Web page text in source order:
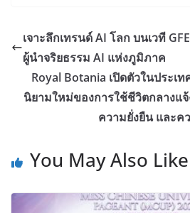
เจาะลึกเทรนด์ AI โลก บนเวที
ผู้นำจริยธรรม AI แห่งภูมิภาค
Royal Botania เปิดตัวในประเ
นิยามใหม่ของการใช้ชีวิตกลางแ
ความยั่งยืน และค
You May Also Like